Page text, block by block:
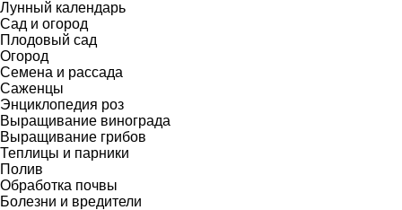
Лунный календарь
Сад и огород
Плодовый сад
Огород
Семена и рассада
Саженцы
Энциклопедия роз
Выращивание винограда
Выращивание грибов
Теплицы и парники
Полив
Обработка почвы
Болезни и вредители